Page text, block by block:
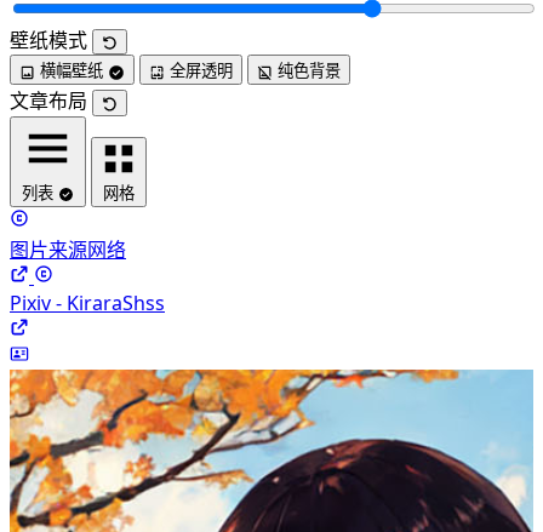
壁纸模式
横幅壁纸 全屏透明 纯色背景
文章布局
列表 网格
图片来源网络
Pixiv - KiraraShss